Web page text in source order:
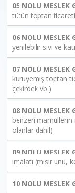
05 NOLU MESLEK
tütün toptan ticareti
06 NOLU MESLEK
yenilebilir sıvı ve
07 NOLU MESLEK
kuruyemiş toptan
çekirdek vb.)
08 NOLU MESLEK
benzeri mamullerin
olanlar dahil)
09 NOLU MESLEK
imalatı (mısır unu,
10 NOLU MESLEK